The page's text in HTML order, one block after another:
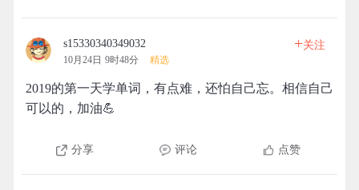
s15330340349032
10月24日 9时48分 精选
+关注
2019的第一天学单词，有点难，还怕自己忘。相信自己
可以的，加油💪
分享 评论 点赞